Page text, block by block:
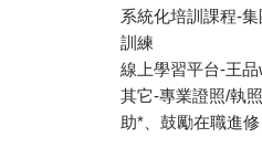
系統化培訓課程-
訓練
線上學習平台-王
其它-專業證照/執
助*、鼓勵在職進修